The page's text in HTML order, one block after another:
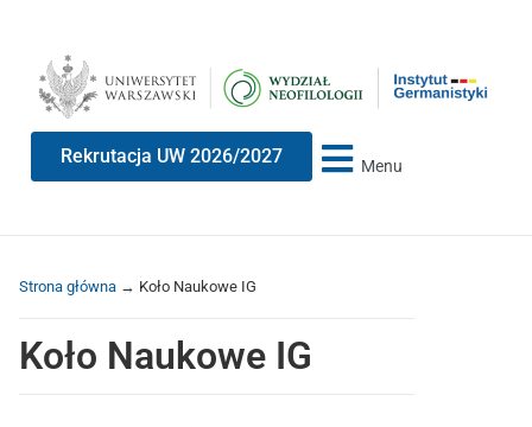
nawigacji
Rekrutacja UW 2026/2027 Menu
Strona główna → Koło Naukowe IG
Koło Naukowe IG